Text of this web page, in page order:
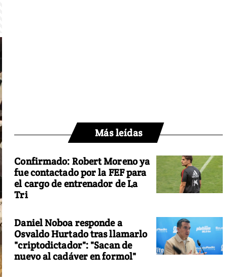
Más leídas
Confirmado: Robert Moreno ya
fue contactado por la FEF para
el cargo de entrenador de La
Tri
Daniel Noboa responde a
Osvaldo Hurtado tras llamarlo
"criptodictador": "Sacan de
nuevo al cadáver en formol"